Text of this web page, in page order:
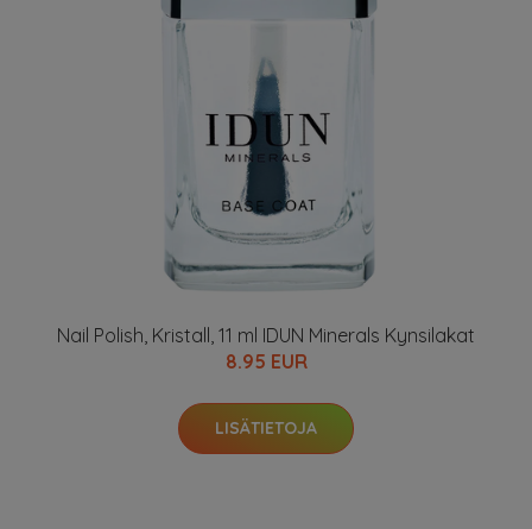
Nail Polish, Kristall, 11 ml IDUN Minerals Kynsilakat
8.95 EUR
LISÄTIETOJA